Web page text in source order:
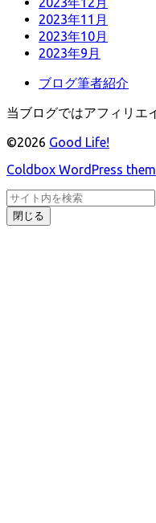
2023年11月
2023年10月
2023年9月
ブログ筆者紹介
当ブログではアフィリエ
©2026 Good Life!
Coldbox WordPress
ト
ッ
プ
検
索閉じる